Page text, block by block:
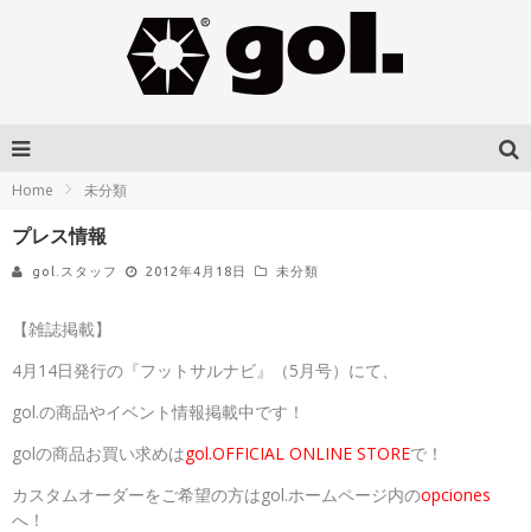
Home 未分類
プレス情報
gol.スタッフ 2012年4月18日 未分類
【雑誌掲載】
4月14日発行の『フットサルナビ』（5月号）にて、
gol.の商品やイベント情報掲載中です！
golの商品お買い求めはgol.OFFICIAL ONLINE STOREで！
カスタムオーダーをご希望の方はgol.ホームページ内のopciones
へ！